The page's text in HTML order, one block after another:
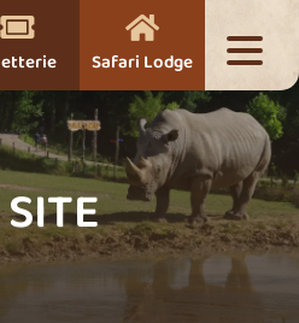
 
Safari Lodge